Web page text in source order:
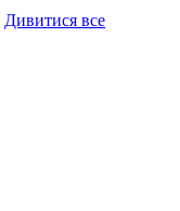
Дивитися все